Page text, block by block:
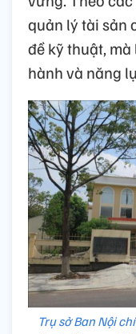
quản lý tài sản
đề kỹ thuật,
hành và năng
Trụ sở Ban Nội